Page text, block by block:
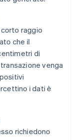
raggio
che il
di
venga
i dati è
richiedono